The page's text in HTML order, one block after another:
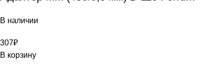
В наличии
307₽
В корзину